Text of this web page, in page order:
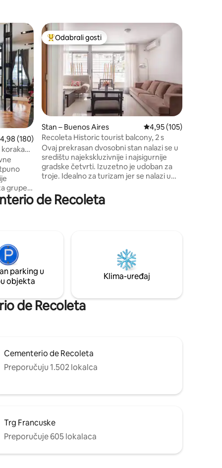
„Odabrali gosti”
ocjena: 4,98/5, recenzija: 180
4,98 (180)
koraka
grupe ili
Airesu
i
Među najviše rangiranima s oznakom „Odabrali gosti”
Odabrali gosti
Stan – Buenos Aires Prosječna ocjena:
4,95 (105)
Recoleta Historic tourist balcony, 2 s
Ovaj prekrasan dvosobni stan nalazi se u
središtu najekskluzivnije i najsigurnije
gradske četvrti. Izuzetno je udoban za
troje. Idealno za turizam jer se nalazi u
gastronomiji, kafićima, kafićima,
trgovinama odjećom i umjetninama,
dobro opremljen. Točno u srcu središta
de Recoleta
parking u
objekta
Klima-uređaj
de Recoleta
Cementerio de Recoleta
Preporučuju 1.502 lokalca
Trg Francuske
Preporučuje 605 lokalaca